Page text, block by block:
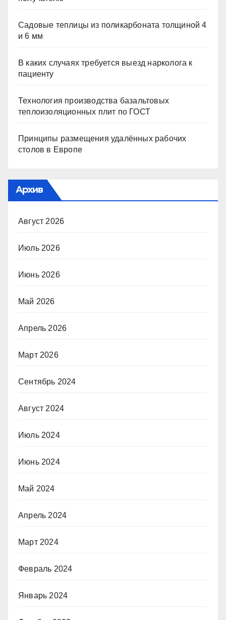
Садовые теплицы из поликарбоната толщиной 4
и 6 мм
В каких случаях требуется выезд нарколога к
пациенту
Технология производства базальтовых
теплоизоляционных плит по ГОСТ
Принципы размещения удалённых рабочих
столов в Европе
Архив
Август 2026
Июль 2026
Июнь 2026
Май 2026
Апрель 2026
Март 2026
Сентябрь 2024
Август 2024
Июль 2024
Июнь 2024
Май 2024
Апрель 2024
Март 2024
Февраль 2024
Январь 2024